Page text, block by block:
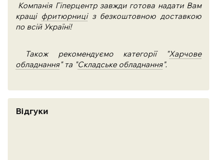
Компанія Гіперцентр завжди готова надати Вам
кращі фритюрниці з безкоштовною доставкою
по всій Україні!
Також рекомендуємо категорії "Харчове
обладнання" та "Складське обладнання".
Відгуки